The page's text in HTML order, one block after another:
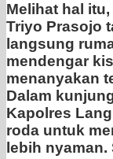
Melihat hal
Triyo Prasojo
langsung
mendengar
menanyakan
Dalam
Kapolres
roda untuk
lebih nyaman.